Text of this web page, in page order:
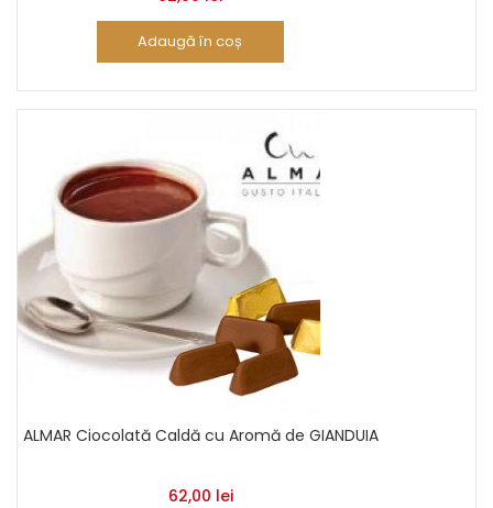
Adaugă în coș
ALMAR Ciocolată Caldă cu Aromă de GIANDUIA
62,00 lei